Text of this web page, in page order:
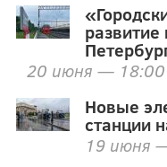
20 июня — 18:00
Новые
станции
19 июня